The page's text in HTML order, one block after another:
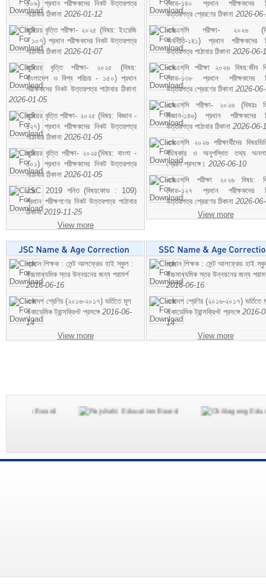
১০৯) প্রধান পরীক্ষকদের নিকট উত্তরপত্র
পাঠাবার ঠিকানা 2026-01-12
জুনিয়র বৃত্তি পরীক্ষা- ২০২৫ (বিষয়: ইংরেজি
- ১০৭) প্রধান পরীক্ষকদের নিকট উত্তরপত্র
পাঠাবার ঠিকানা 2026-01-07
জুনিয়র বৃত্তি পরীক্ষা- ২০২৫ (বিষয়:
বাংলাদেশ ও বিশ্ব পরিচয় - ১৫০) প্রধান
পরীক্ষকদের নিকট উত্তরপত্র পাঠাবার ঠিকানা
2026-01-05
জুনিয়র বৃত্তি পরীক্ষা- ২০২৫ (বিষয়: বিজ্ঞান -
১২৭) প্রধান পরীক্ষকদের নিকট উত্তরপত্র
পাঠাবার ঠিকানা 2026-01-05
জুনিয়র বৃত্তি পরীক্ষা- ২০২৫(বিষয়: বাংলা -
১০১) প্রধান পরীক্ষকদের নিকট উত্তরপত্র
পাঠাবার ঠিকানা 2026-01-05
JSC 2019 গনিত (বিষয়কোড : 109)
প্রধান পরীক্ষগণের নিকট উত্তরপত্র পাঠাবার
ঠিকানা2019-11-25
View more
কোড-১৪০ প্রধান পরীক্ষকদের
উত্তরপত্র প্রেরণের ঠিকানা 2026-
এসএসসি পরীক্ষা- ২০২৬
অর্থনীতি-১৪১) প্রধান পরীক্ষকদের
উত্তরপত্র পাঠাবার ঠিকানা 2026-06-
এসএসসি পরীক্ষা ২০২৬ বিষয়:জীব
কোড-১৩৮ প্রধান পরীক্ষকদের
উত্তরপত্র প্রেরণের ঠিকানা 2026-
এসএসসি পরীক্ষা- ২০২৬ (বিষয়ঃ
বিজ্ঞান-১৪৬) প্রধান পরীক্ষকদের
উত্তরপত্র পাঠাবার ঠিকানা 2026-06-
এসএসসি ২০২৬ পরীক্ষার্থীদের
বহিষ্কার ও অনুপস্থিত তথ্য
প্রেরণ প্রসঙ্গে। 2026-06-10
এসএসসি পরীক্ষা ২০২৬ বিষয়:
কোড-১২৭ প্রধান পরীক্ষকদের
উত্তরপত্র প্রেরণের ঠিকানা 2026-
View more
প্রধান শিক্ষক : সেন্ট আলফ্রেড হাই স্কুল :
উচ্চমাধ্যমিক স্তর উন্নয়নের জন্য পরামর্শ
2016-06-16
একাদশ শ্রেণির (২০১৬-২০১৭) ভর্তিতে মূল
একাডেমিক ট্রান্সক্রিপ্ট প্রসঙ্গে 2016-06-
14
View more
প্রধান শিক্ষক : সেন্ট আলফ্রেড হাই
উচ্চমাধ্যমিক স্তর উন্নয়নের জন্য
2016-06-16
একাদশ শ্রেণির (২০১৬-২০১৭) ভর্তিতে
একাডেমিক ট্রান্সক্রিপ্ট প্রসঙ্গে 2016-
14
View more